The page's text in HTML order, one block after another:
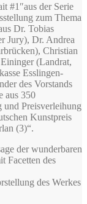
#1″aus der Serie
zum Thema
Dr. Tobias
Jury), Dr. Andrea
Christian
(Landrat,
Esslingen-
des Vorstands
aus 350
und Preisverleihung
Kunstpreis
(3)“.
der wunderbaren
Facetten des
des Werkes